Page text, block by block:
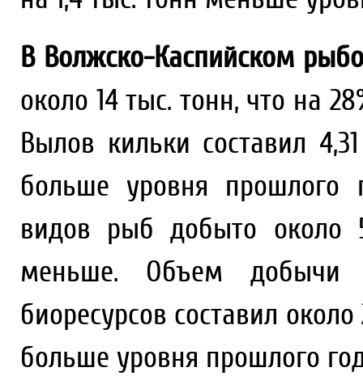
В Волжско-Каспийском
около 14 тыс. тонн, что на
Вылов кильки составил
больше уровня прошлого
видов рыб добыто около
меньше. Объем добычи
биоресурсов составил
больше уровня прошлого